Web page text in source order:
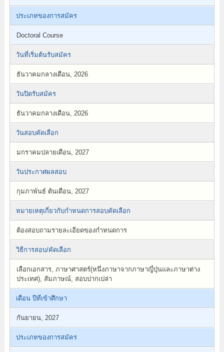
ประเภทของการสมัคร
Doctoral Course
วันที่เริ่มต้นรับสมัคร
ธันวาคมกลางเดือน, 2026
วันปิดรับสมัคร
ธันวาคมกลางเดือน, 2026
วันสอบคัดเลือก
มกราคมปลายเดือน, 2027
วันประกาศผลสอบ
กุมภาพันธ์ ต้นเดือน, 2027
หมายเหตุเกี่ยวกับกำหนดการสอบคัดเลือก
ต้องสอบถามรายละเอียดของกำหนดการ
วิธีการสอบ/คัดเลือก
เลือกเอกสาร, ภาษาศาสตร์(หนึ่งภาษาจากภาษาญี่ปุ่นและภาษาต่าง
ประเทศ), สัมภาษณ์, สอบปากเปล่า
เดือน ปีที่เข้าศึกษา
กันยายน, 2027
ประเภทของการสมัคร